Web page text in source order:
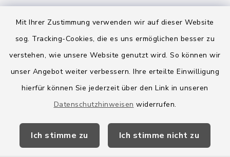
Mit Ihrer Zustimmung verwenden wir auf dieser Website
sog. Tracking-Cookies, die es uns ermöglichen besser zu
verstehen, wie unsere Website genutzt wird. So können wir
unser Angebot weiter verbessern. Ihre erteilte Einwilligung
hierfür können Sie jederzeit über den Link in unseren
Datenschutzhinweisen widerrufen.
Ich stimme zu Ich stimme nicht zu
Quicklinks
Amt Boostedt-Rickling
Amtsbroschüre
Wege-Zweckverband